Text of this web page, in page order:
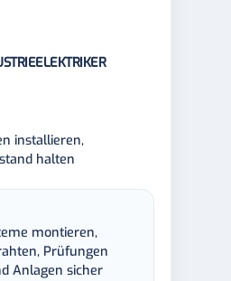
installieren,
halten
montieren,
Prüfungen
Anlagen sicher